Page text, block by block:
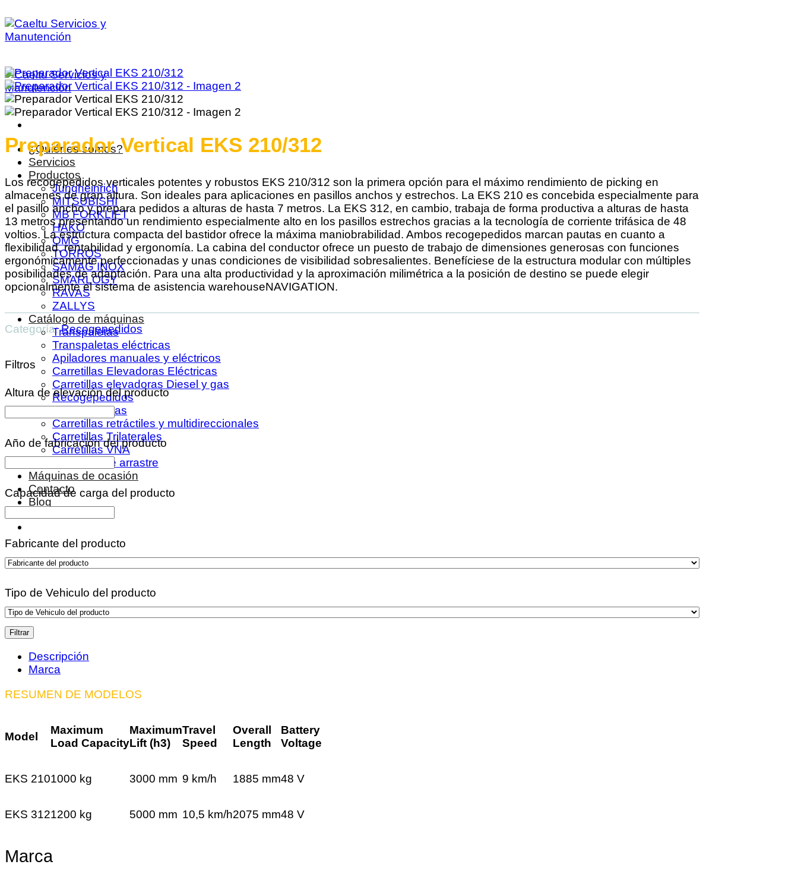
al
contenido
¿Quiénes somos?
Servicios
Productos
Jungheinrich
MITSUBISHI
MB FORKLIFT
HAKO
OMG
TORROS
SAMAG INOX
SMARLOGY
RAVAS
ZALLYS
Catálogo de máquinas
Transpaletas
Transpaletas eléctricas
Apiladores manuales y eléctricos
Carretillas Elevadoras Eléctricas
Carretillas elevadoras Diesel y gas
Recogepedidos
Remolcadoras
Carretillas retráctiles y multidireccionales
Carretillas Trilaterales
Carretillas VNA
Tractores de arrastre
Máquinas de ocasión
Contacto
Blog
Preparador Vertical EKS 210/312
Los recogepedidos verticales potentes y robustos EKS 210/312 son la primera opción para el máximo rendimiento de picking en
almacenes de gran altura. Son ideales para aplicaciones en pasillos anchos y estrechos. La EKS 210 es concebida especialmente para
el pasillo ancho y prepara pedidos a alturas de hasta 7 metros. La EKS 312, en cambio, trabaja de forma productiva a alturas de hasta
13 metros presentando un rendimiento especialmente alto en los pasillos estrechos gracias a la tecnología de corriente trifásica de 48
voltios. La estructura compacta del bastidor ofrece la máxima maniobrabilidad. Ambos recogepedidos marcan pautas en cuanto a
flexibilidad, rentabilidad y ergonomía. La cabina del conductor ofrece un puesto de trabajo de dimensiones generosas con funciones
ergonómicamente perfeccionadas y unas condiciones de visibilidad sobresalientes. Benefíciese de la estructura modular con múltiples
posibilidades de adaptación. Para una alta productividad y la aproximación milimétrica a la posición de destino se puede elegir
opcionalmente el sistema de asistencia warehouseNAVIGATION.
Categoría:Recogepedidos
Filtros
Altura de elevación del producto
Año de fabricación del producto
Capacidad de carga del producto
Fabricante del producto
Tipo de Vehiculo del producto
Filtrar
Descripción
Marca
RESUMEN DE MODELOS
Model
Maximum
Load Capacity
Maximum
Lift (h3)
Travel
Speed
Overall
Length
Battery
Voltage
EKS 2101000 kg 3000 mm 9 km/h 1885 mm48 V
EKS 3121200 kg 5000 mm 10,5 km/h2075 mm48 V
Marca